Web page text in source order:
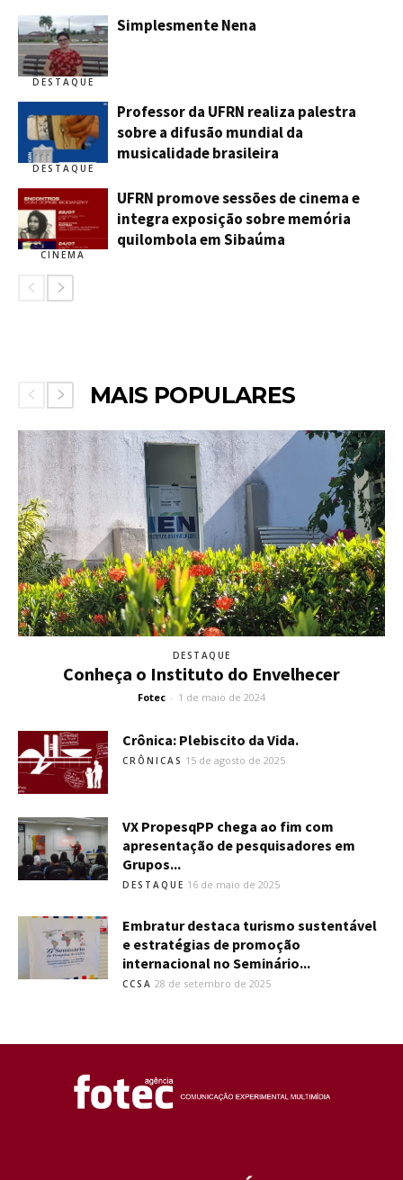
DESTAQUE
Simplesmente Nena
DESTAQUE
Professor da UFRN realiza palestra
sobre a difusão mundial da
musicalidade brasileira
CINEMA
UFRN promove sessões de cinema e
integra exposição sobre memória
quilombola em Sibaúma
MAIS POPULARES
DESTAQUE
Conheça o Instituto do Envelhecer
Fotec - 1 de maio de 2024
Crônica: Plebiscito da Vida.
CRÔNICAS 15 de agosto de 2025
VX PropesqPP chega ao fim com
apresentação de pesquisadores em
Grupos...
DESTAQUE 16 de maio de 2025
Embratur destaca turismo sustentável
e estratégias de promoção
internacional no Seminário...
CCSA 28 de setembro de 2025